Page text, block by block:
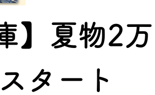
】夏物2
タート